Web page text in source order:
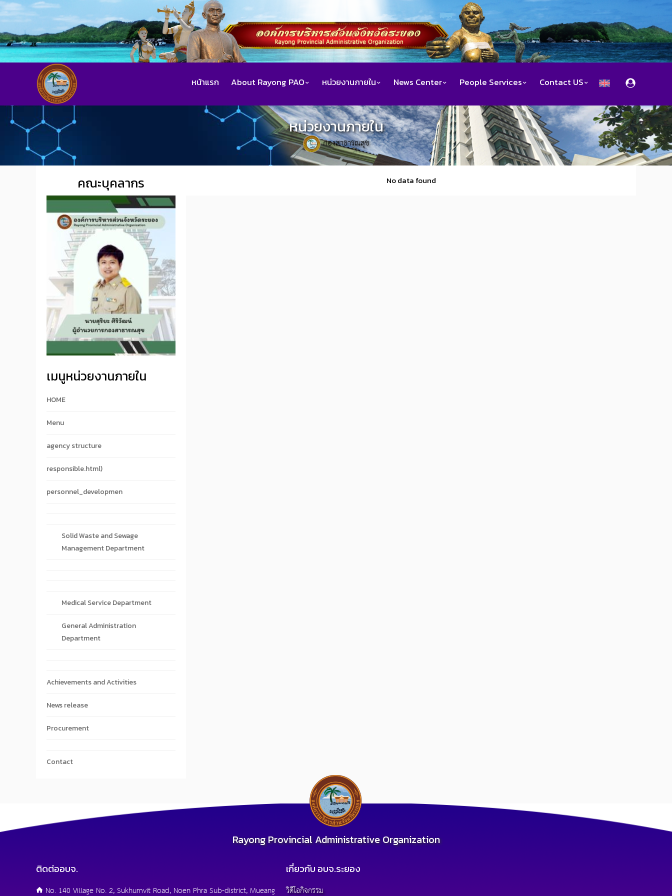
หน้าแรก About Rayong PAO หน่วยงานภายใน News Center People Services Contact US
หน่วยงานภายใน
กองสาธารณสุข
คณะบุคลากร
เมนูหน่วยงานภายใน
HOME
Menu
agency structure
responsible.html)
personnel_developmen
Solid Waste and Sewage
Management Department
Medical Service Department
General Administration
Department
Achievements and Activities
News release
Procurement
Contact
No data found
Rayong Provincial Administrative Organization
ติดต่ออบจ.
No. 140 Village No. 2, Sukhumvit Road, Noen Phra Sub-district, Mueang
เกี่ยวกับ อบจ.ระยอง
วิดีโอกิจกรรม